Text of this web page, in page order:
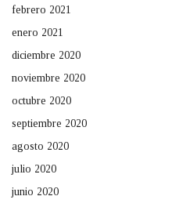
febrero 2021
enero 2021
diciembre 2020
noviembre 2020
octubre 2020
septiembre 2020
agosto 2020
julio 2020
junio 2020